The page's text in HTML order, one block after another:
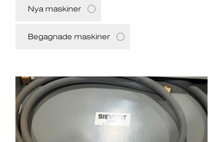
Nya maskiner
Begagnade maskiner